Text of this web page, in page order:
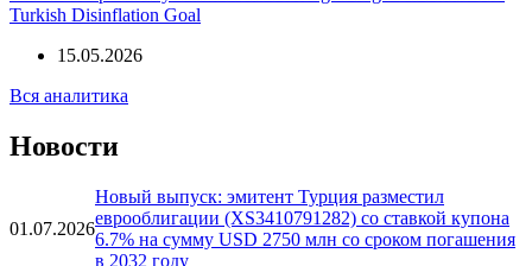
03.06.2026
Turkish Disinflation Goal
Новости